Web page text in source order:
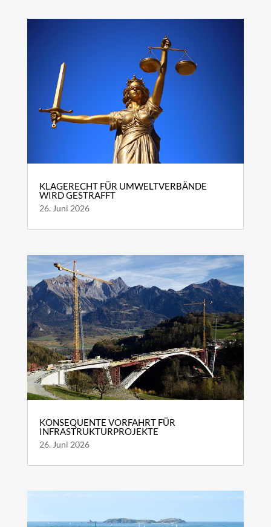
KLAGERECHT FÜR UMWELTVERBÄNDE
WIRD GESTRAFFT
26. Juni 2026
KONSEQUENTE VORFAHRT FÜR
INFRASTRUKTURPROJEKTE
26. Juni 2026